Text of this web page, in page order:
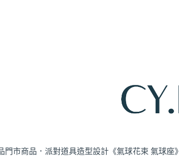
門市商品．派對道具造型設計《氣球花束 氣球座》